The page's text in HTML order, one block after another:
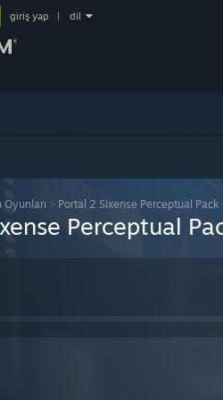
giriş yap dil
> Portal 2 Sixense Perceptual Pack
Perceptual